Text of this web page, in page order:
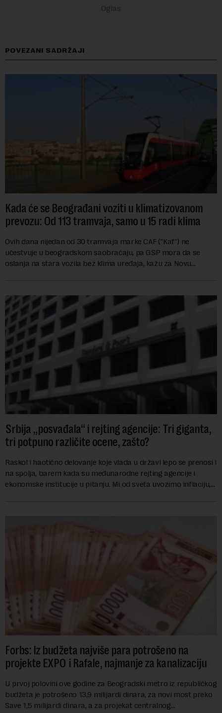
POVEZANI SADRŽAJI
Kada će se Beograđani voziti u klimatizovanom
prevozu: Od 113 tramvaja, samo u 15 radi klima
Ovih dana nijedan od 30 tramvaja marke CAF ("Kaf") ne
učestvuje u beogradskom saobraćaju, pa GSP mora da se
oslanja na stara vozila bez klima uređaja, kažu za Novu
Srbija „posvađala“ i rejting agencije: Tri giganta,
tri potpuno različite ocene, zašto?
Raskol i haotično delovanje koje vlada u državi lepo se prenosi i
na spolja, barem kada su međunarodne rejting agencije i
ekonomske institucije u pitanju. Mi od sveta uvozimo inflaciju,
Forbs: Iz budžeta najviše para potrošeno na
projekte EXPO i Rafale, najmanje za kanalizaciju
U prvoj polovini ove godine za Beogradski metro iz republičkog
budžeta je potrošeno 13,9 milijardi dinara, za novi most preko
Save 1,5 milijardi dinara, a za projekat centralnog